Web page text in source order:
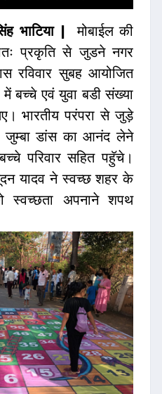
भाटिया |मोबाईल की
प्रकृति से जुडने नगर
रविवार सुबह आयोजित
में बच्चे एवं युवा बडी संख्या
भारतीय परंपरा से जुड़े
जुम्बा डांस का आनंद लेने
परिवार सहित पहुॅचे।
यादव ने स्वच्छ शहर के
स्वच्छता अपनाने शपथ